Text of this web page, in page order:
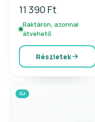
11 390 Ft
Raktáron, azonnal
átvehető
Részletek
ÚJ